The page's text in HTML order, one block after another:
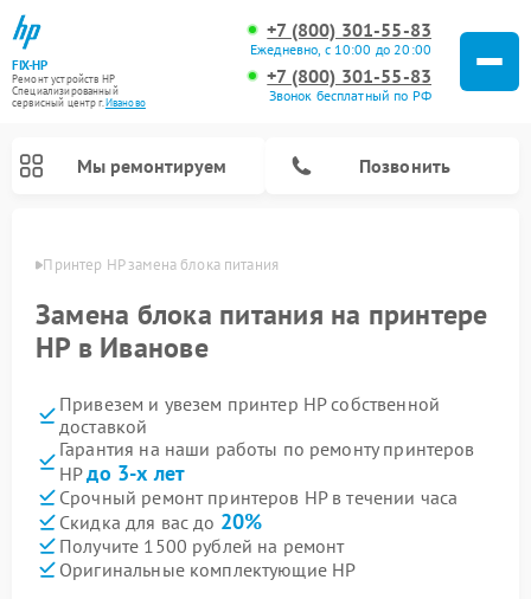
FIX-HP
Ремонт устройств HP
Специализированный
cервисный центр г.Иваново
+7 (800) 301-55-83
Ежедневно, с 10:00 до 20:00
+7 (800) 301-55-83
Звонок бесплатный по РФ
Мы ремонтируем Позвонить
Принтер HP замена блока питания
Замена блока питания на принтере
HP в Иванове
Привезем и увезем принтер HP собственной
доставкой
Гарантия на наши работы по ремонту принтеров
HPдо 3-х лет
Срочный ремонт принтеров HP в течении часа
Скидка для вас до 20%
Получите 1500 рублей на ремонт
Оригинальные комплектующие HP